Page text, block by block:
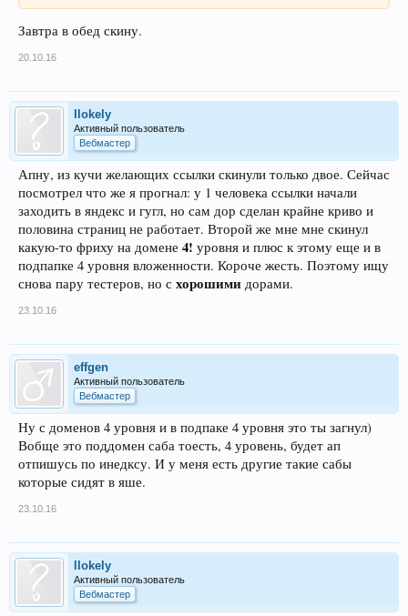
Завтра в обед скину.
20.10.16
llokely
Активный пользователь
Вебмастер
Апну, из кучи желающих ссылки скинули только двое. Сейчас
посмотрел что же я прогнал: у 1 человека ссылки начали
заходить в яндекс и гугл, но сам дор сделан крайне криво и
половина страниц не работает. Второй же мне мне скинул
какую-то фриху на домене 4! уровня и плюс к этому еще и в
подпапке 4 уровня вложенности. Короче жесть. Поэтому ищу
снова пару тестеров, но с хорошими дорами.
23.10.16
effgen
Активный пользователь
Вебмастер
Ну с доменов 4 уровня и в подпаке 4 уровня это ты загнул)
Вобще это поддомен саба тоесть, 4 уровень, будет ап
отпишусь по инедксу. И у меня есть другие такие сабы
которые сидят в яше.
23.10.16
llokely
Активный пользователь
Вебмастер